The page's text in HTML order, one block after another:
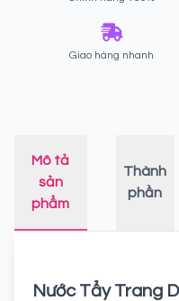
Giao hàng nhanh
Mô tả
sản
phẩm
Thành
phần
Nước Tẩy Trang